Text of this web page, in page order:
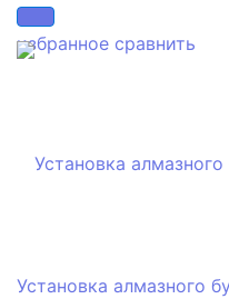
избранное сравнить
Установка алмазного